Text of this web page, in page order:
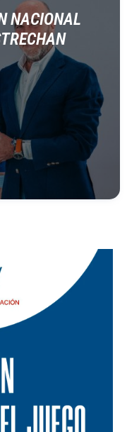
NACIONAL